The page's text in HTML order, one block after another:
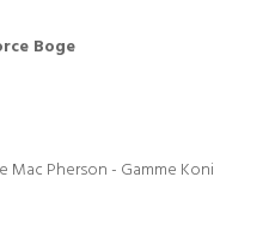
Boge
Mac Pherson - Gamme Koni